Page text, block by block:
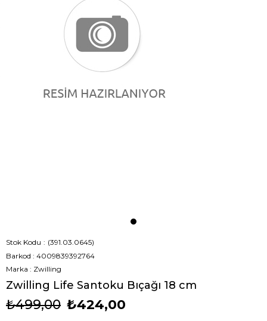
Stok Kodu
(391.03.0645)
Barkod : 4009839392764
Marka : Zwilling
Zwilling Life Santoku Bıçağı 18 cm
₺499,00 ₺424,00